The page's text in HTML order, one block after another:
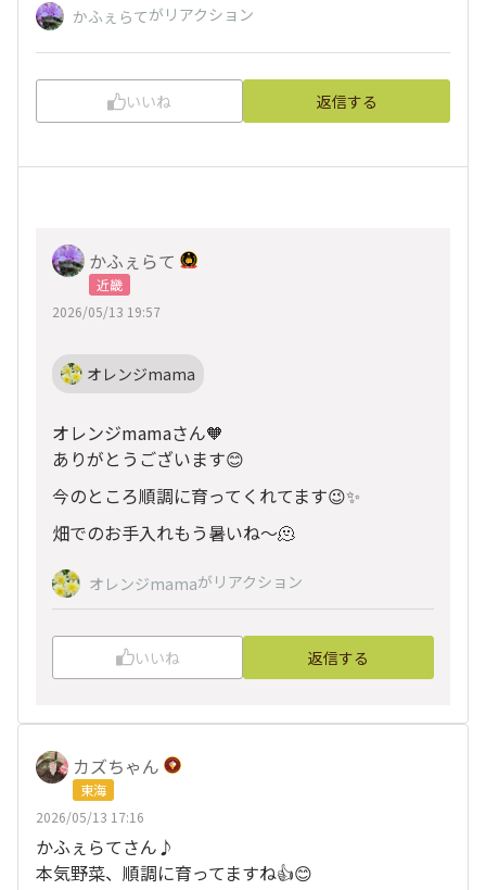
かふぇらてがリアクション
いいね 返信する
かふぇらて
近畿
2026/05/13 19:57
オレンジmama
オレンジmamaさん🧡
ありがとうございます😊
今のところ順調に育ってくれてます😉✨
畑でのお手入れもう暑いね〜🫠
オレンジmamaがリアクション
いいね 返信する
カズちゃん
東海
2026/05/13 17:16
かふぇらてさん♪
本気野菜、順調に育ってますね👍😊